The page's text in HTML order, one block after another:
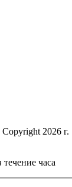
2026 г.
часа